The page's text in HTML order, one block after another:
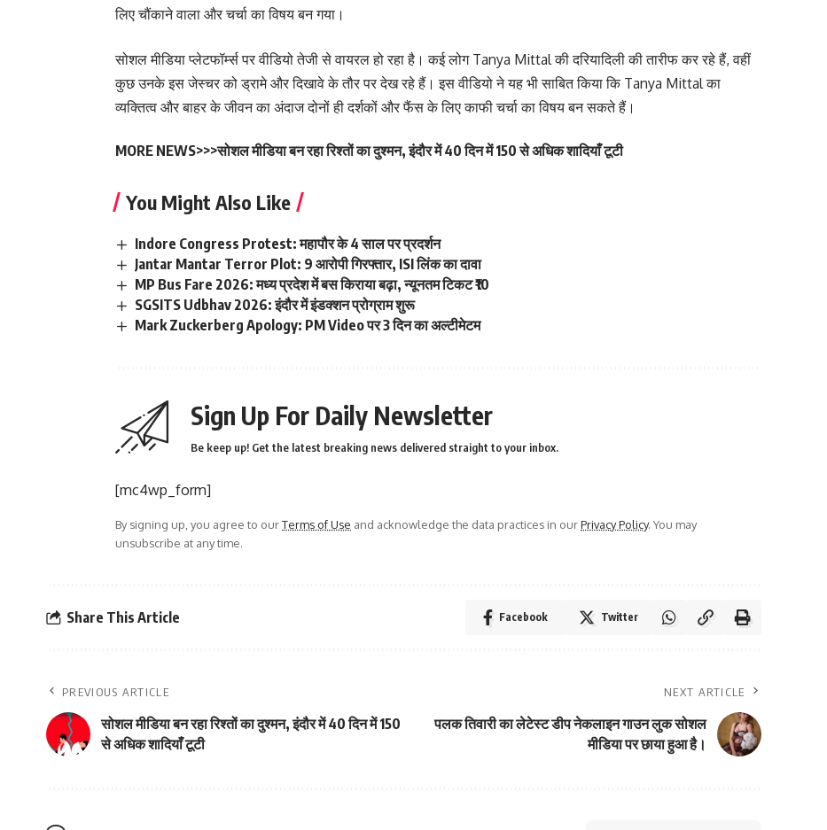
लिए चौंकाने वाला और चर्चा का विषय बन गया।
सोशल मीडिया प्लेटफॉर्म्स पर वीडियो तेजी से वायरल हो रहा है। कई लोग Tanya Mittal की दरियादिली की तारीफ कर रहे हैं, वहीं
कुछ उनके इस जेस्चर को ड्रामे और दिखावे के तौर पर देख रहे हैं। इस वीडियो ने यह भी साबित किया कि Tanya Mittal का
व्यक्तित्व और बाहर के जीवन का अंदाज दोनों ही दर्शकों और फैंस के लिए काफी चर्चा का विषय बन सकते हैं।
MORE NEWS>>>सोशल मीडिया बन रहा रिश्तों का दुश्मन, इंदौर में 40 दिन में 150 से अधिक शादियाँ टूटी
You Might Also Like
Indore Congress Protest: महापौर के 4 साल पर प्रदर्शन
Jantar Mantar Terror Plot: 9 आरोपी गिरफ्तार, ISI लिंक का दावा
MP Bus Fare 2026: मध्य प्रदेश में बस किराया बढ़ा, न्यूनतम टिकट ₹10
SGSITS Udbhav 2026: इंदौर में इंडक्शन प्रोग्राम शुरू
Mark Zuckerberg Apology: PM Video पर 3 दिन का अल्टीमेटम
Sign Up For Daily Newsletter
Be keep up! Get the latest breaking news delivered straight to your inbox.
[mc4wp_form]
By signing up, you agree to ourTerms of Use and acknowledge the data practices in ourPrivacy Policy. You may
unsubscribe at any time.
Share This Article Facebook Twitter
PREVIOUS ARTICLE
सोशल मीडिया बन रहा रिश्तों का दुश्मन, इंदौर में 40 दिन में 150
से अधिक शादियाँ टूटी
NEXT ARTICLE
पलक तिवारी का लेटेस्ट डीप नेकलाइन गाउन लुक सोशल
मीडिया पर छाया हुआ है।